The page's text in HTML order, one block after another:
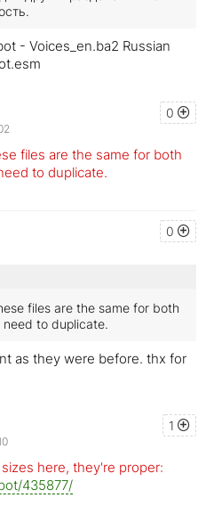
- Voices_en.ba2 Russian
0
files are the same for both
to duplicate.
0
files are the same for both
need to duplicate.
as they were before. thx for
1
here, they're proper:
435877/